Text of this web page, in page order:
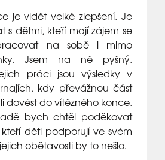
je vidět velké zlepšení. Je
s dětmi, kteří mají zájem se
na sobě i mimo
Jsem na ně pyšný.
práci jsou výsledky v
kdy převážnou část
dovést do vítězného konce.
bych chtěl poděkovat
děti podporují ve svém
obětavosti by to nešlo.